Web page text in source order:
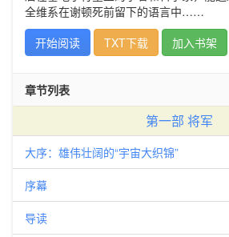
全维系在谢顿死前留下的语言中……
开始阅读
TXT下载 加入书架
章节列表
第一部 将军
大序：雄伟壮阔的“宇宙大织锦”
序幕
导读